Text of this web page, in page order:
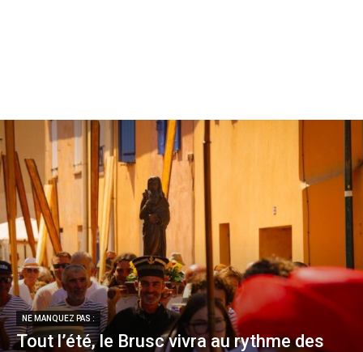
NE MANQUEZ PAS :
Tout l’été, le Brusc vivra au rythme des